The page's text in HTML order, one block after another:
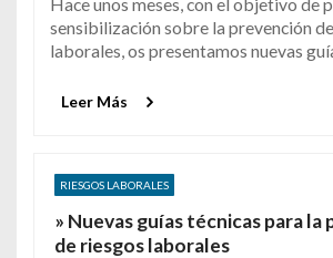
sensibilización sobre la prevención
laborales, os presentamos nuevas
Leer Más
RIESGOS LABORALES
» Nuevas guías técnicas para la
de riesgos laborales